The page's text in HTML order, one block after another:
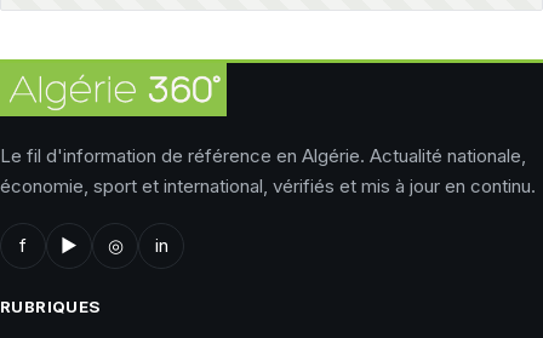
Le fil d'information de référence en Algérie. Actualité nationale,
économie, sport et international, vérifiés et mis à jour en continu.
f ▶ ◎ in
RUBRIQUES